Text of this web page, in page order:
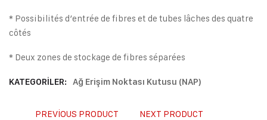
* Possibilités d’entrée de fibres et de tubes lâches des quatre
côtés
* Deux zones de stockage de fibres séparées
KATEGORILER: Ağ Erişim Noktası Kutusu (NAP)
PREVIOUS PRODUCT NEXT PRODUCT